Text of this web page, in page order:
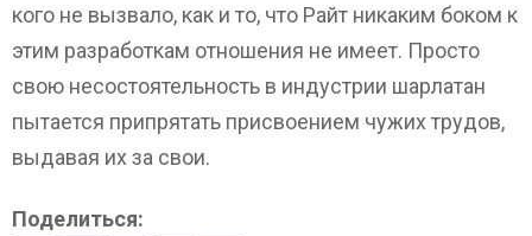
кого не вызвало, как и то, что Райт никаким боком к
этим разработкам отношения не имеет. Просто
свою несостоятельность в индустрии шарлатан
пытается припрятать присвоением чужих трудов,
выдавая их за свои.
Поделиться: